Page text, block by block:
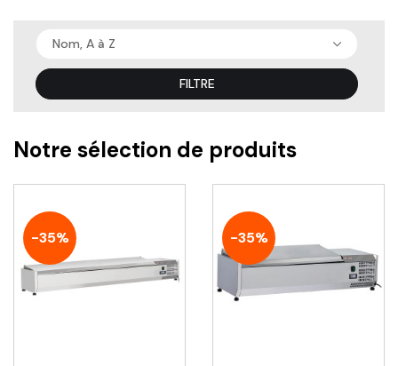
Nom, A à Z
FILTRE
Notre sélection de produits
-35% -35%